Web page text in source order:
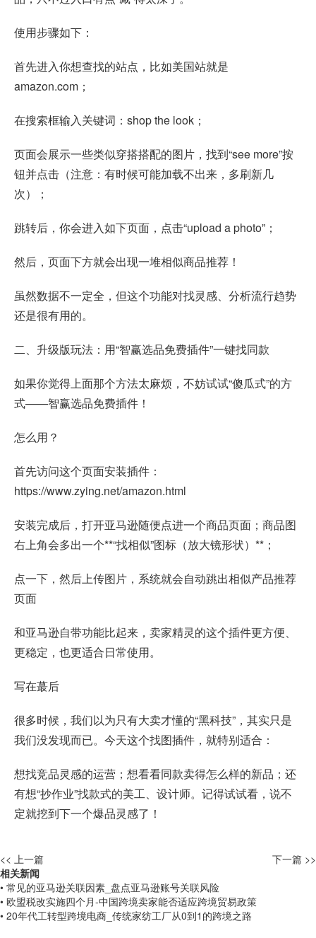
使用步骤如下：
首先进入你想查找的站点，比如美国站就是
amazon.com；
在搜索框输入关键词：shop the look；
页面会展示一些类似穿搭搭配的图片，找到“see more”按
钮并点击（注意：有时候可能加载不出来，多刷新几
次）；
跳转后，你会进入如下页面，点击“upload a photo”；
然后，页面下方就会出现一堆相似商品推荐！
虽然数据不一定全，但这个功能对找灵感、分析流行趋势
还是很有用的。
二、升级版玩法：用“智赢选品免费插件”一键找同款
如果你觉得上面那个方法太麻烦，不妨试试“傻瓜式”的方
式——智赢选品免费插件！
怎么用？
首先访问这个页面安装插件：
https://www.zying.net/amazon.html
安装完成后，打开亚马逊随便点进一个商品页面；商品图
右上角会多出一个**“找相似”图标（放大镜形状）**；
点一下，然后上传图片，系统就会自动跳出相似产品推荐
页面
和亚马逊自带功能比起来，卖家精灵的这个插件更方便、
更稳定，也更适合日常使用。
写在蕞后
很多时候，我们以为只有大卖才懂的“黑科技”，其实只是
我们没发现而已。今天这个找图插件，就特别适合：
想找竞品灵感的运营；想看看同款卖得怎么样的新品；还
有想“抄作业”找款式的美工、设计师。记得试试看，说不
定就挖到下一个爆品灵感了！
<< 上一篇
下一篇 >>
相关新闻
• 常见的亚马逊关联因素_盘点亚马逊账号关联风险
• 欧盟税改实施四个月-中国跨境卖家能否适应跨境贸易政策
• 20年代工转型跨境电商_传统家纺工厂从0到1的跨境之路